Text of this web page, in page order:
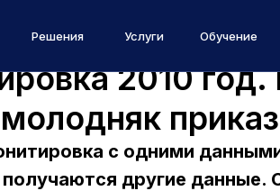
Решения Услуги Обучение
2010
с одними
другие данные.